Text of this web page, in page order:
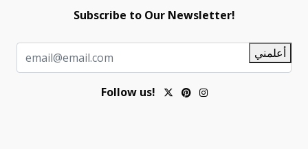
Subscribe to Our Newsletter!
أعلمني
Follow us!